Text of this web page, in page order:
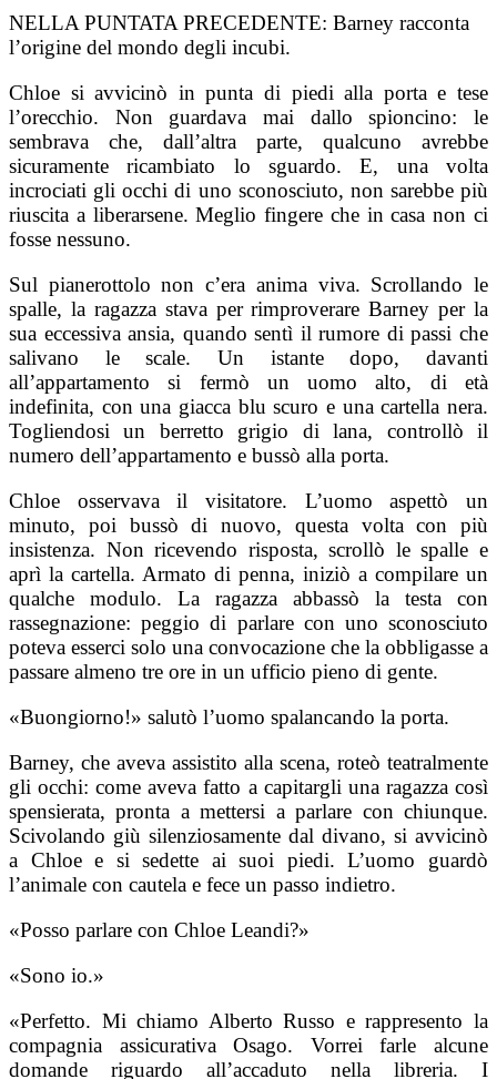
NELLA PUNTATA PRECEDENTE: Barney racconta
lʼorigine del mondo degli incubi.
Chloe si avvicinò in punta di piedi alla porta e tese
l’orecchio. Non guardava mai dallo spioncino: le
sembrava che, dall’altra parte, qualcuno avrebbe
sicuramente ricambiato lo sguardo. E, una volta
incrociati gli occhi di uno sconosciuto, non sarebbe più
riuscita a liberarsene. Meglio fingere che in casa non ci
fosse nessuno.
Sul pianerottolo non c’era anima viva. Scrollando le
spalle, la ragazza stava per rimproverare Barney per la
sua eccessiva ansia, quando sentì il rumore di passi che
salivano le scale. Un istante dopo, davanti
all’appartamento si fermò un uomo alto, di età
indefinita, con una giacca blu scuro e una cartella nera.
Togliendosi un berretto grigio di lana, controllò il
numero dell’appartamento e bussò alla porta.
Chloe osservava il visitatore. L’uomo aspettò un
minuto, poi bussò di nuovo, questa volta con più
insistenza. Non ricevendo risposta, scrollò le spalle e
aprì la cartella. Armato di penna, iniziò a compilare un
qualche modulo. La ragazza abbassò la testa con
rassegnazione: peggio di parlare con uno sconosciuto
poteva esserci solo una convocazione che la obbligasse a
passare almeno tre ore in un ufficio pieno di gente.
«Buongiorno!» salutò l’uomo spalancando la porta.
Barney, che aveva assistito alla scena, roteò teatralmente
gli occhi: come aveva fatto a capitargli una ragazza così
spensierata, pronta a mettersi a parlare con chiunque.
Scivolando giù silenziosamente dal divano, si avvicinò
a Chloe e si sedette ai suoi piedi. L’uomo guardò
l’animale con cautela e fece un passo indietro.
«Posso parlare con Chloe Leandi?»
«Sono io.»
«Perfetto. Mi chiamo Alberto Russo e rappresento la
compagnia assicurativa Osago. Vorrei farle alcune
domande riguardo all’accaduto nella libreria. I